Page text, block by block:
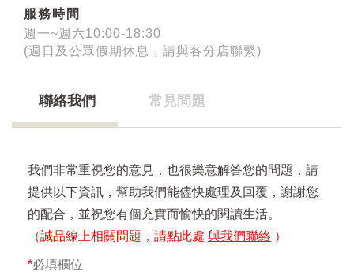
服務時間
週一~週六10:00-18:30
(週日及公眾假期休息，請與各分店聯繫)
聯絡我們 常見問題
我們非常重視您的意見，也很樂意解答您的問題，請
提供以下資訊，幫助我們能儘快處理及回覆，謝謝您
的配合，並祝您有個充實而愉快的閱讀生活。
（誠品線上相關問題，請點此處 與我們聯絡 ）
*必填欄位